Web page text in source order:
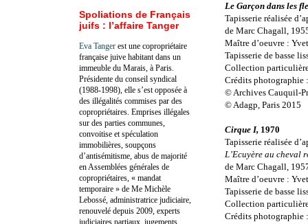
Le Garçon dans les
Tapisserie réalisée
de Marc Chagall,
Maître d’oeuvre :
Tapisserie de basse
Collection
Crédits photographie :
© Archives Cauquil-
© Adagp, Paris 2015
Cirque I, 1970
Tapisserie réalisée
L’Ecuyère au cheval
de Marc Chagall,
Maître d’oeuvre :
Tapisserie de basse
Collection
Crédits photographie :
Spoliations de Français
juifs : l’affaire Tanger
Eva Tanger est une copropriétaire
française juive habitant dans un
immeuble du Marais, à Paris.
Présidente du conseil syndical
(1988-1998), elle s’est opposée à
des illégalités commises par des
copropriétaires. Emprises illégales
sur des parties communes,
convoitise et spéculation
immobilières, soupçons
d’antisémitisme, abus de majorité
en Assemblées générales de
copropriétaires, « mandat
temporaire » de Me Michèle
Lebossé, administratrice judiciaire,
renouvelé depuis 2009, experts
judiciaires partiaux, jugements